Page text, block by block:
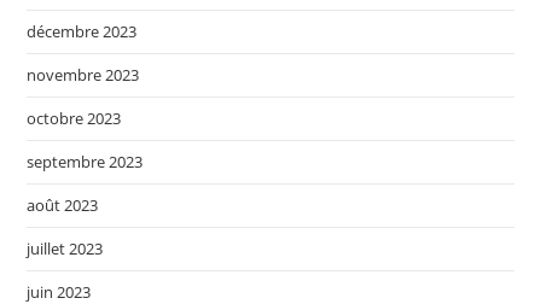
décembre 2023
novembre 2023
octobre 2023
septembre 2023
août 2023
juillet 2023
juin 2023